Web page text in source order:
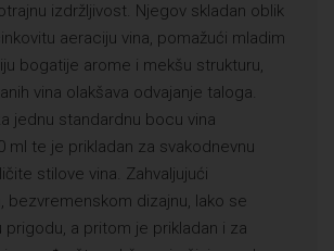
izdržljivost. Njegov skladan oblik
aeraciju vina, pomažući mladim
bogatije arome i mekšu strukturu,
vina olakšava odvajanje taloga.
jednu standardnu bocu vina
ml te je prikladan za svakodnevnu
stilove vina. Zahvaljujući
bezvremenskom dizajnu, lako se
prigodu, a pritom je prikladan i za